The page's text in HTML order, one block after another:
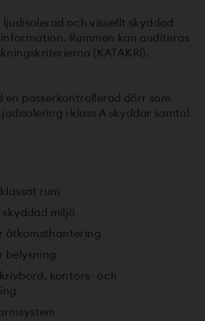
och visuellt skyddad
Rummen kan auditeras
(KATAKRI).
en passerkontrollerad dörr som
i klass A skyddar samtal
rum
miljö
åtkomsthantering
belysning
kontors- och